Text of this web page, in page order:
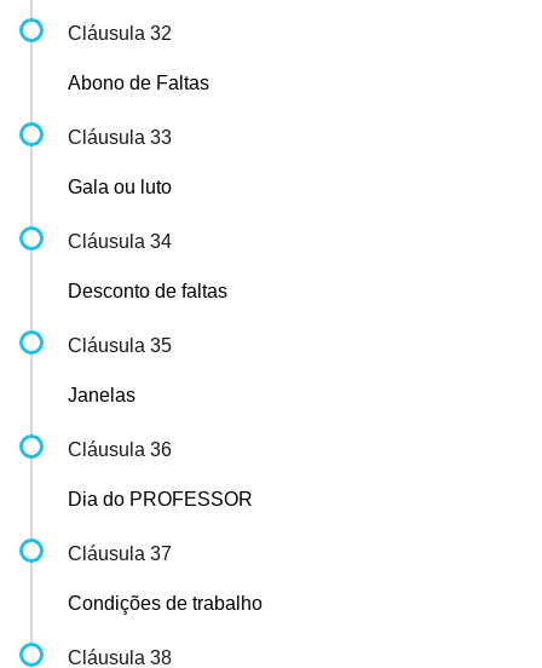
Cláusula 32
Abono de Faltas
Cláusula 33
Gala ou luto
Cláusula 34
Desconto de faltas
Cláusula 35
Janelas
Cláusula 36
Dia do PROFESSOR
Cláusula 37
Condições de trabalho
Cláusula 38